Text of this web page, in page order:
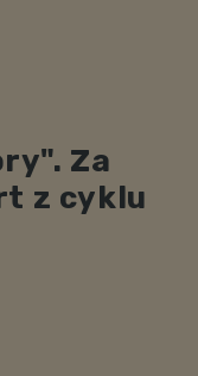
Za
z cyklu